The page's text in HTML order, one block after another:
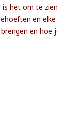
het om te
en
en hoe